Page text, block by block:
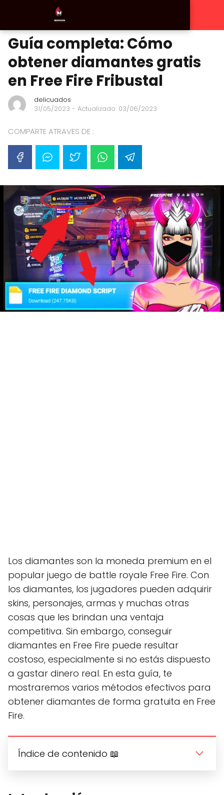
Guía completa: Cómo
obtener diamantes gratis
en Free Fire Fribustal
delicuados
31/05/2023 - Actualizado: 03/06/2023
COMPARTE ATRAVES DE :
Los diamantes son la moneda premium en el
popular juego de battle royale Free Fire. Con
los diamantes, los jugadores pueden adquirir
skins, personajes, armas y muchas otras
cosas que les brindan una ventaja
competitiva. Sin embargo, conseguir
diamantes en Free Fire puede resultar
costoso, especialmente si no estás dispuesto
a gastar dinero real. En esta guía, te
mostraremos varios métodos efectivos para
obtener diamantes de forma gratuita en Free
Fire.
Índice de contenido 📖